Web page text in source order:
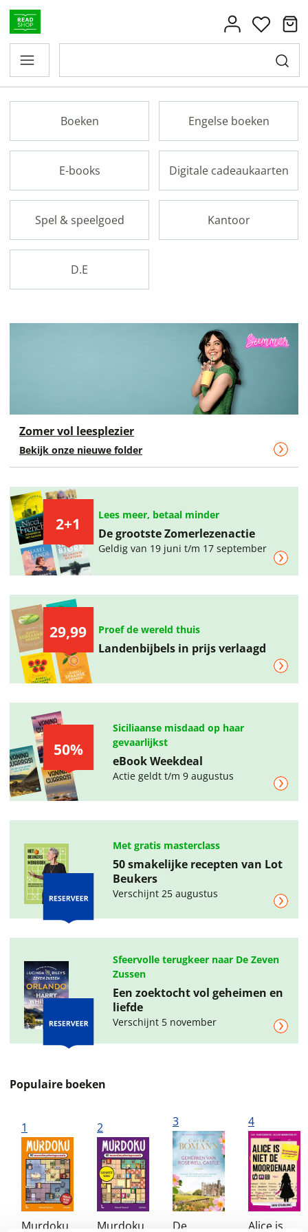
Boeken Engelse boeken
E-books Digitale cadeaukaarten
Spel & speelgoed Kantoor
D.E
Zomer vol leesplezier
Bekijk onze nieuwe folder
2+1
Lees meer, betaal minder
De grootste Zomerlezenactie
Geldig van 19 juni t/m 17 september
29,99 Proef de wereld thuis
Landenbijbels in prijs verlaagd
50%
Siciliaanse misdaad op haar
gevaarlijkst
eBook Weekdeal
Actie geldt t/m 9 augustus
Met gratis masterclass
50 smakelijke recepten van Lot
Beukers
Verschijnt 25 augustus
Sfeervolle terugkeer naar De Zeven
Zussen
Een zoektocht vol geheimen en
liefde
Verschijnt 5 november
Populaire boeken
1
Murdoku
2
Murdoku
3
De
4
Alice is